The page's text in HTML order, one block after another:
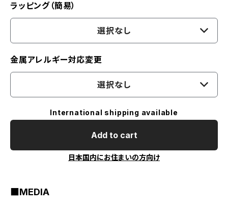
ラッピング（簡易）
選択なし
金属アレルギー対応変更
選択なし
International shipping available
Add to cart
日本国内にお住まいの方向け
■MEDIA